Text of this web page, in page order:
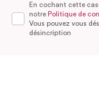
En cochant cette
notre Politique de
Vous pouvez vous
désincription